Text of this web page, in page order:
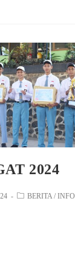
2024
BERITA / INFO